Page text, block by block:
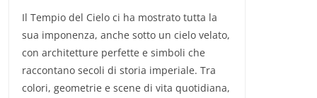
Il Tempio del Cielo ci ha mostrato tutta la
sua imponenza, anche sotto un cielo velato,
con architetture perfette e simboli che
raccontano secoli di storia imperiale. Tra
colori, geometrie e scene di vita quotidiana,